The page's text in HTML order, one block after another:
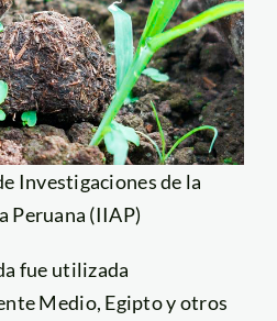
Investigaciones de la
Peruana (IIAP)
fue utilizada
Medio, Egipto y otros